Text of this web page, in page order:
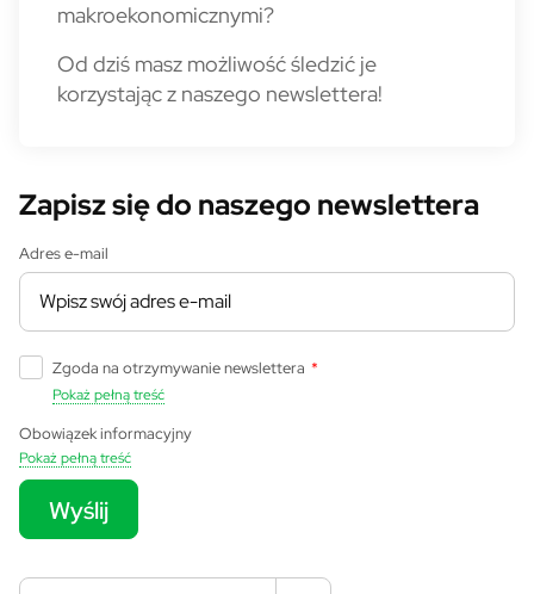
makroekonomicznymi?
Od dziś masz możliwość śledzić je
korzystając z naszego newslettera!
Zapisz się do naszego newslettera
Adres e-mail
Zgoda na otrzymywanie newslettera *
Pokaż pełną treść
Obowiązek informacyjny
Pokaż pełną treść
Wyślij